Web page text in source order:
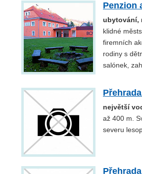
Penzion
ubytování,
klidné
firemních
rodiny s
salónek,
největší
až 400 m.
severu